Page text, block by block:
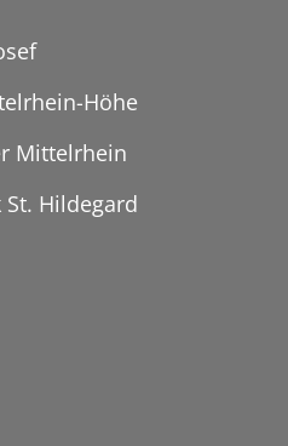
Höhe
Mittelrhein
Hildegard